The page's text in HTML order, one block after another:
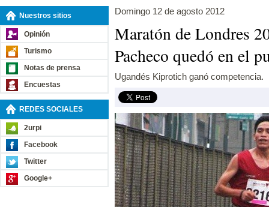
Nuestros sitios
Opinión
Turismo
Notas de prensa
Encuestas
REDES SOCIALES
2urpi
Facebook
Twitter
Google+
Domingo 12 de agosto 2012
Maratón de Londres
Pacheco quedó en el
Ugandés Kiprotich ganó competencia.